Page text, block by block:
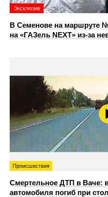
Эксклюзив
В Семенове на маршруте
на «ГАЗель NEXT» из‑за
Происшествия
Смертельное ДТП в Ваче:
автомобиля погиб при